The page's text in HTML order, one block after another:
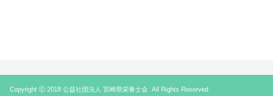
Copyright Ⓒ 2018 公益社団法人 宮崎県栄養士会. All Rights Reserved.